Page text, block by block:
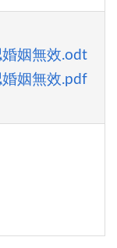
姻無效.odt
姻無效.pdf